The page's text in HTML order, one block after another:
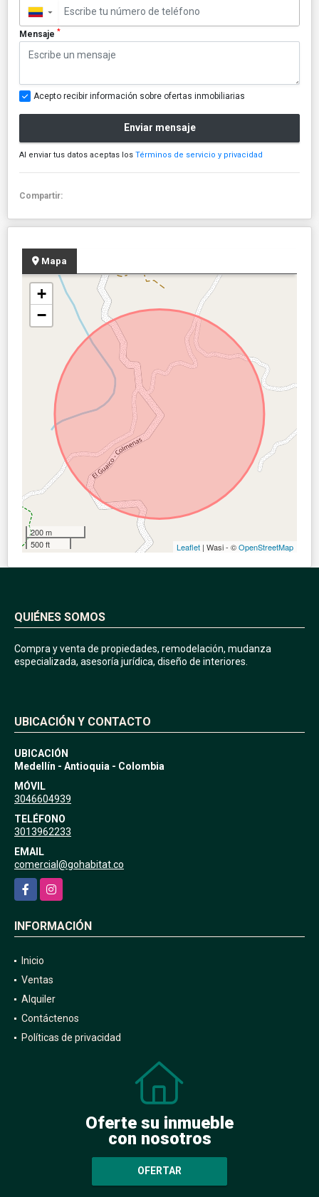
▼
Mensaje *
Acepto recibir información sobre ofertas inmobiliarias
Enviar mensaje
Al enviar tus datos aceptas los Términos de servicio y privacidad
Compartir:
Mapa
+
−
200 m
500 ft
Leaflet | Wasi - ©OpenStreetMap
QUIÉNES SOMOS
Compra y venta de propiedades, remodelación, mudanza
especializada, asesoría jurídica, diseño de interiores.
UBICACIÓN Y CONTACTO
UBICACIÓN
Medellín - Antioquia - Colombia
MÓVIL
3046604939
TELÉFONO
3013962233
EMAIL
comercial@gohabitat.co
FacebookInstagram
INFORMACIÓN
Inicio
Ventas
Alquiler
Contáctenos
Políticas de privacidad
Oferte su inmueble
con nosotros
OFERTAR